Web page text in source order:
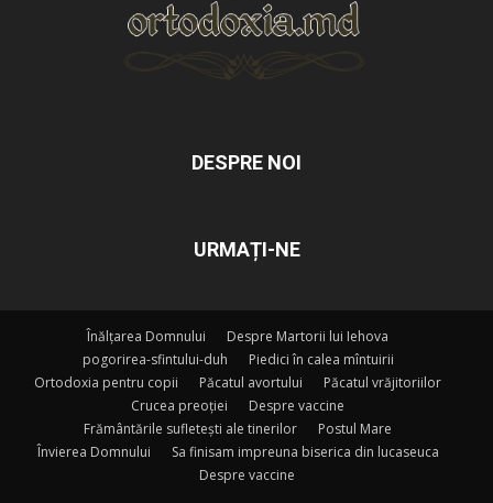
DESPRE NOI
URMAȚI-NE
Înălțarea Domnului
Despre Martorii lui Iehova
pogorirea-sfintului-duh
Piedici în calea mîntuirii
Ortodoxia pentru copii
Păcatul avortului
Păcatul vrăjitoriilor
Crucea preoției
Despre vaccine
Frământările sufletești ale tinerilor
Postul Mare
Învierea Domnului
Sa finisam impreuna biserica din lucaseuca
Despre vaccine